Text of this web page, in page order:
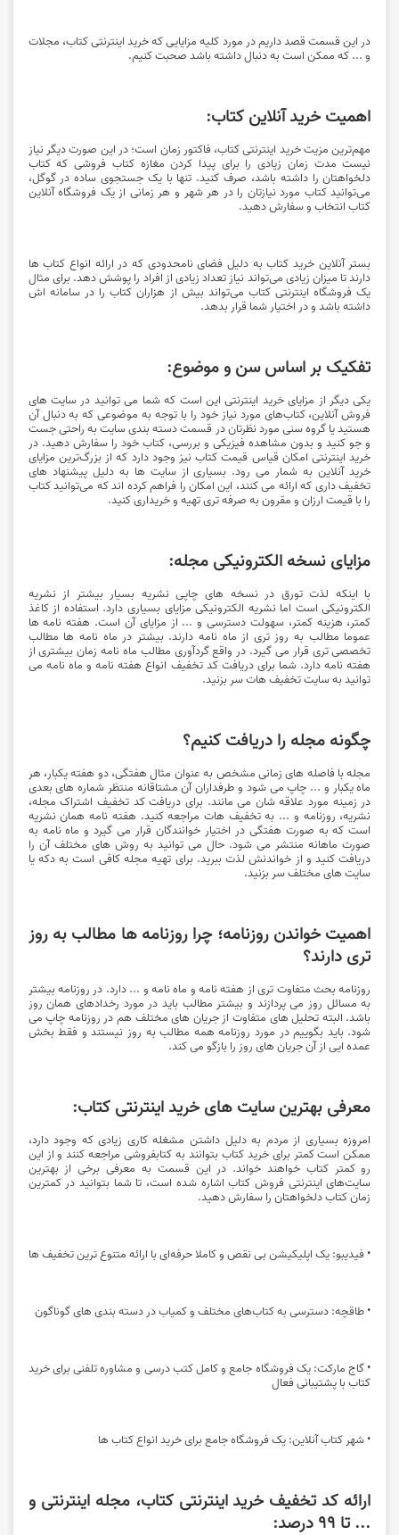
در این قسمت قصد داریم در مورد کلیه مزایایی که خرید اینترنتی کتاب، مجلات
و ... که ممکن است به دنبال داشته باشد صحبت کنیم.
اهمیت خرید آنلاین کتاب:
مهم‌ترین مزیت خرید اینترنتی کتاب، فاکتور زمان است؛ در این صورت دیگر نیاز
نیست مدت زمان زیادی را برای پیدا کردن مغازه کتاب فروشی که کتاب
دلخواهتان را داشته باشد، صرف کنید. تنها با یک جستجوی ساده در گوگل،
می‌توانید کتاب مورد نیازتان را در هر شهر و هر زمانی از یک فروشگاه آنلاین
کتاب انتخاب و سفارش دهید.
بستر آنلاین خرید کتاب به دلیل فضای نامحدودی که در ارائه انواع کتاب ها
دارند تا میزان زیادی می‌تواند نیاز تعداد زیادی از افراد را پوشش دهد. برای مثال
یک فروشگاه اینترنتی کتاب می‌تواند بیش از هزاران کتاب را در سامانه اش
داشته باشد و در اختیار شما قرار بدهد.
تفکیک بر اساس سن و موضوع:
یکی دیگر از مزایای خرید اینترنتی این است که شما می توانید در سایت های
فروش آنلاین، کتاب‌های مورد نیاز خود را با توجه به موضوعی که به دنبال آن
هستید یا گروه سنی مورد نظرتان در قسمت دسته بندی سایت به راحتی جست
و جو کنید و بدون مشاهده فیزیکی و بررسی، کتاب خود را سفارش دهید. در
خرید اینترنتی امکان قیاس قیمت کتاب نیز وجود دارد که از بزرگ‌ترین مزایای
خرید آنلاین به شمار می رود. بسیاری از سایت ها به دلیل پیشنهاد های
تخفیف داری که ارائه می کنند، این امکان را فراهم کرده اند که می‌توانید کتاب
را با قیمت ارزان و مقرون به صرفه تری تهیه و خریداری کنید.
مزایای نسخه الکترونیکی مجله:
با اینکه لذت تورق در نسخه های چاپی نشریه بسیار بیشتر از نشریه
الکترونیکی است اما نشریه الکترونیکی مزایای بسیاری دارد. استفاده از کاغذ
کمتر، هزینه کمتر، سهولت دسترسی و ... از مزایای آن است. هفته نامه ها
عموما مطالب به روز تری از ماه نامه دارند. بیشتر در ماه نامه ها مطالب
تخصصی تری قرار می گیرد. در واقع گردآوری مطالب ماه نامه زمان بیشتری از
هفته نامه دارد. شما برای دریافت کد تخفیف انواع هفته نامه و ماه نامه می
توانید به سایت تخفیف هات سر بزنید.
چگونه مجله را دریافت کنیم؟
مجله با فاصله های زمانی مشخص به عنوان مثال هفتگی، دو هفته یکبار، هر
ماه یکبار و ... چاپ می شود و طرفداران آن مشتاقانه منتظر شماره های بعدی
در زمینه مورد علاقه شان می مانند. برای دریافت کد تخفیف اشتراک مجله،
نشریه، روزنامه و ... به تخفیف هات مراجعه کنید. هفته نامه همان نشریه
است که به صورت هفتگی در اختیار خوانندگان قرار می گیرد و ماه نامه به
صورت ماهانه منتشر می شود. حال می توانید به روش های مختلف آن را
دریافت کنید و از خواندنش لذت ببرید. برای تهیه مجله کافی است به دکه یا
سایت های مختلف سر بزنید.
اهمیت خواندن روزنامه؛ چرا روزنامه ها مطالب به روز
تری دارند؟
روزنامه بحث متفاوت تری از هفته نامه و ماه نامه و ... دارد. در روزنامه بیشتر
به مسائل روز می پردازند و بیشتر مطالب باید در مورد رخدادهای همان روز
باشد. البته تحلیل های متفاوت از جریان های مختلف هم در روزنامه چاپ می
شود. باید بگوییم در مورد روزنامه همه مطالب به روز نیستند و فقط بخش
عمده ایی از آن جریان های روز را بازگو می کند.
معرفی بهترین سایت های خرید اینترنتی کتاب:
امروزه بسیاری از مردم به دلیل داشتن مشغله کاری زیادی که وجود دارد،
ممکن است کمتر برای خرید کتاب بتوانند به کتابفروشی مراجعه ‌کنند و از این
رو کمتر کتاب خواهند خواند. در این قسمت به معرفی برخی از بهترین
سایت‌های اینترنتی فروش کتاب اشاره شده است، تا شما بتوانید در کمترین
زمان کتاب دلخواهتان را سفارش دهید.
• فیدیبو: یک اپلیکیشن بی نقص و کاملا حرفه‌ای با ارائه متنوع ترین تخفیف ها
• طاقچه: دسترسی به کتاب‌های مختلف و کمیاب در دسته بندی های گوناگون
• گاج مارکت: یک فروشگاه جامع و کامل کتب درسی و مشاوره تلفنی برای خرید
کتاب با پشتیبانی فعال
• شهر کتاب آنلاین: یک فروشگاه جامع برای خرید انواع کتاب ها
ارائه کد تخفیف خرید اینترنتی کتاب، مجله اینترنتی و
... تا 99 درصد: